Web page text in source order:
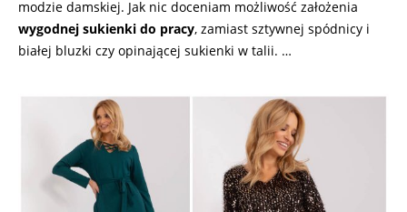
modzie damskiej. Jak nic doceniam możliwość założenia
wygodnej sukienki do pracy, zamiast sztywnej spódnicy i
białej bluzki czy opinającej sukienki w talii. …